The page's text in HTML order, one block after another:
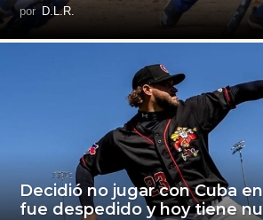
por D.L.R.
Decidió no jugar con Cuba
fue despedido y hoy tiene